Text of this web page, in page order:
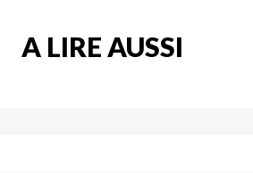
A LIRE AUSSI